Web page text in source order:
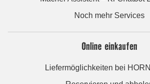
Noch mehr Services
Online einkaufen
Liefermöglichkeiten bei